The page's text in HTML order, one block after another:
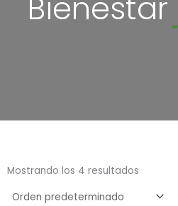
Bienestar
Mostrando los 4 resultados